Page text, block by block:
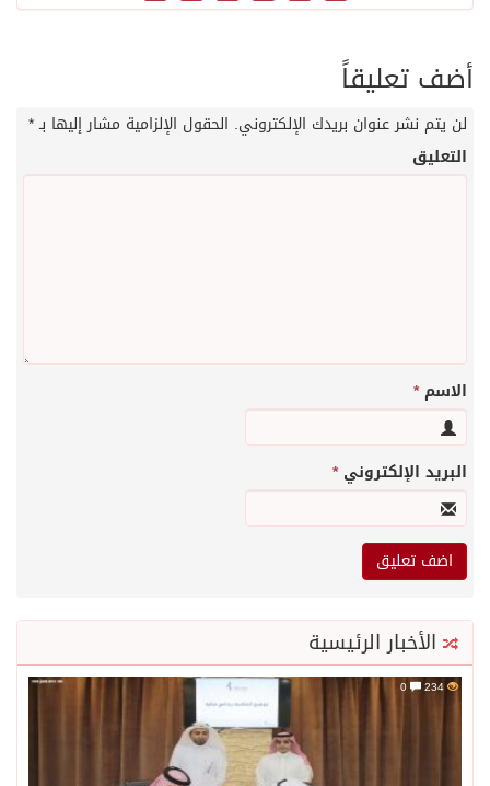
أضف تعليقاً
لن يتم نشر عنوان بريدك الإلكتروني. الحقول الإلزامية مشار إليها بـ*
التعليق
الاسم*
البريد الإلكتروني*
الأخبار الرئيسية
234